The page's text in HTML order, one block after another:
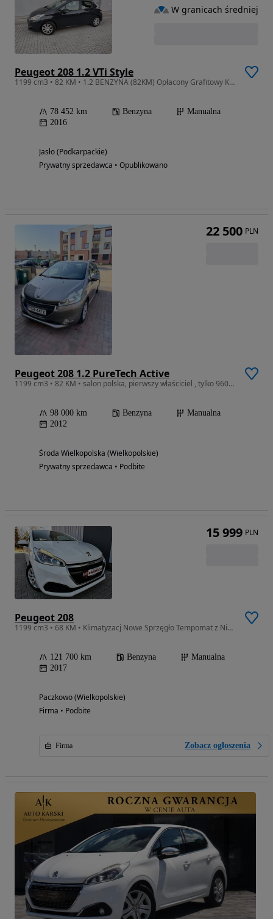
Peugeot 208 1.2 VTi Style
1199 cm3 • 82 KM • 1.2 BENZYNA (82KM) Opłacony Grafitowy Kolor Serwis KM ASO ! ! !
78 452 km Benzyna
Manualna
2016
Jasło (Podkarpackie)
Prywatny sprzedawca • Opublikowano
W granicach średniej
Peugeot 208 1.2 PureTech Active
1199 cm3 • 82 KM • salon polska, pierwszy właściciel , tylko 96000 km
98 000 km Benzyna
Manualna
2012
Środa Wielkopolska (Wielkopolskie)
Prywatny sprzedawca • Podbite
22 500 PLN
Peugeot 208
1199 cm3 • 68 KM • Klimatyzacj Nowe Sprzęgło Tempomat z Niemiec Polecam!!!
121 700 km Benzyna
Manualna
2017
Paczkowo (Wielkopolskie)
Firma • Podbite
Firma Zobacz ogłoszenia
15 999 PLN